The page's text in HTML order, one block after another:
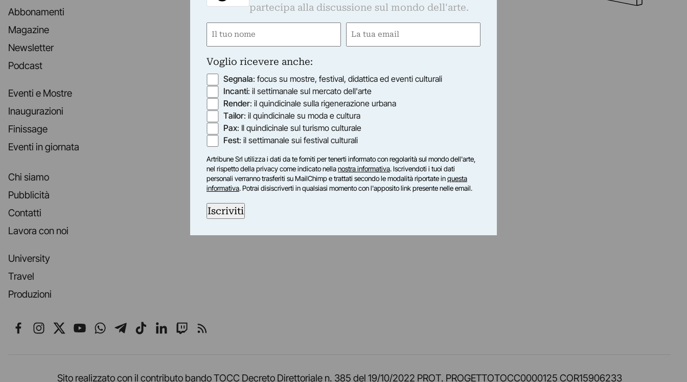
Abbonamenti
Magazine
Newsletter
Podcast
Eventi e Mostre
Inaugurazioni
Finissage
Eventi in giornata
Chi siamo
Pubblicità
Contatti
Lavora con noi
University
Travel
Produzioni
Seguici su Facebook
Seguici su Instagram
Seguici su X
Seguici su YouTube
Seguici su WhatsApp
Seguici su Telegram
Seguici su TikTok
Seguici su LinkedIn
Seguici su Twitch
Seguici su Rss
Sito realizzato con il contributo bando TOCC Decreto Direttoriale n. 385 del 19/10/2022 PROT. PROGETTOTOCC0000125 COR15906233
partecipa alla discussione sul mondo dell'arte.
Nome
Email
Voglio ricevere anche:
Segnala: focus su mostre, festival, didattica ed eventi culturali
Incanti: il settimanale sul mercato dell'arte
Render: il quindicinale sulla rigenerazione urbana
Tailor: il quindicinale su moda e cultura
Pax: Il quindicinale sul turismo culturale
Fest: il settimanale sui festival culturali
Artribune Srl utilizza i dati da te forniti per tenerti informato con regolarità sul mondo dell'arte,
nel rispetto della privacy come indicato nellanostra informativa. Iscrivendoti i tuoi dati
personali verranno trasferiti su MailChimp e trattati secondo le modalità riportate inquesta
informativa. Potrai disiscriverti in qualsiasi momento con l'apposito link presente nelle email.
Iscriviti